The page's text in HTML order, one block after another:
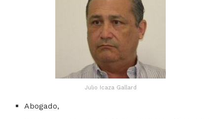
Julio Icaza Gallard
Abogado,